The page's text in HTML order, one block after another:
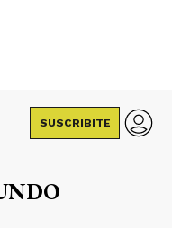
SUSCRIBITE